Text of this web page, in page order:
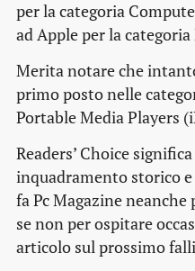
per la categoria
ad Apple per la categoria
Merita notare che
primo posto nelle
Portable Media Players
Readers’ Choice significa
inquadramento storico
fa Pc Magazine
se non per ospitare
articolo sul prossimo